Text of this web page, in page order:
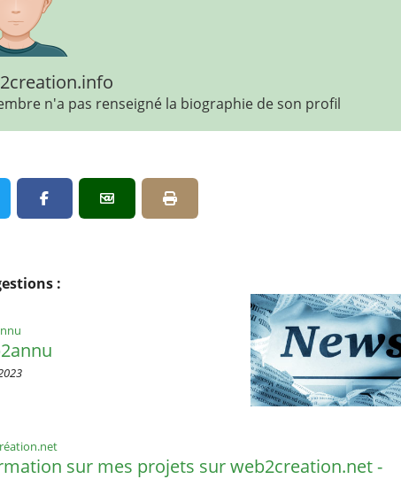
n'a pas renseigné la biographie de son profil
Partager par email
:
sur mes projets sur web2creation.net -